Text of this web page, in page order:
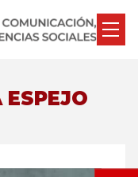
ESPEJO